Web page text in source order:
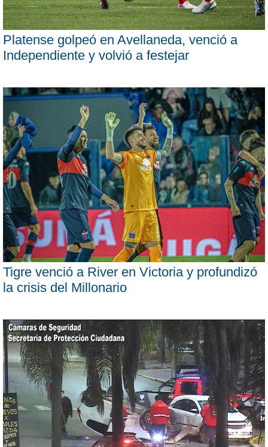
Platense golpeó en Avellaneda, venció a
Independiente y volvió a festejar
Tigre venció a River en Victoria y profundizó
la crisis del Millonario